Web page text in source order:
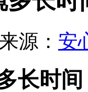
源： 安
长时间